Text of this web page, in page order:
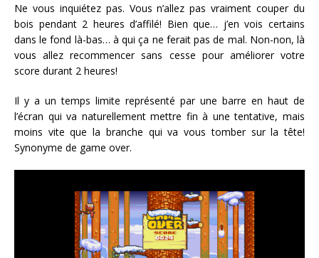
Ne vous inquiétez pas. Vous n’allez pas vraiment couper du
bois pendant 2 heures d’affilé! Bien que… j’en vois certains
dans le fond là-bas… à qui ça ne ferait pas de mal. Non-non, là
vous allez recommencer sans cesse pour améliorer votre
score durant 2 heures!
Il y a un temps limite représenté par une barre en haut de
l’écran qui va naturellement mettre fin à une tentative, mais
moins vite que la branche qui va vous tomber sur la tête!
Synonyme de game over.